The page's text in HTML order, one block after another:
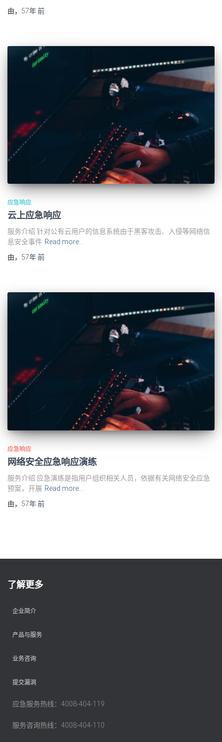
由， 57年前
应急响应
云上应急响应
服务介绍 针对公有云用户的信息系统由于黑客攻击、入侵等网络信
息安全事件 Read more…
由， 57年前
应急响应
网络安全应急响应演练
服务介绍 应急演练是指用户组织相关人员，依据有关网络安全应急
预案，开展 Read more…
由， 57年前
了解更多
企业简介
产品与服务
业务咨询
提交漏洞
应急服务热线：4008-404-119
服务咨询热线：4008-404-110